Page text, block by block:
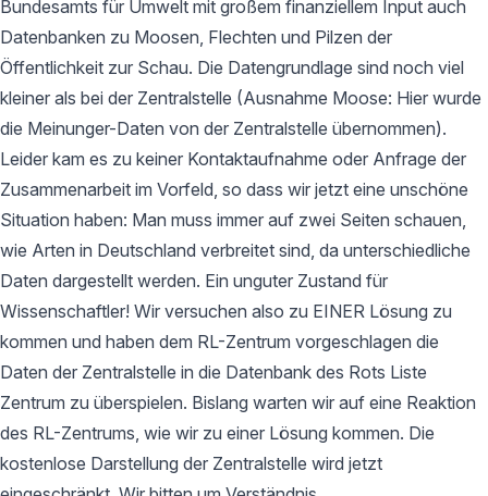
Bundesamts für Umwelt mit großem finanziellem Input auch
Datenbanken zu Moosen, Flechten und Pilzen der
Öffentlichkeit zur Schau. Die Datengrundlage sind noch viel
kleiner als bei der Zentralstelle (Ausnahme Moose: Hier wurde
die Meinunger-Daten von der Zentralstelle übernommen).
Leider kam es zu keiner Kontaktaufnahme oder Anfrage der
Zusammenarbeit im Vorfeld, so dass wir jetzt eine unschöne
Situation haben: Man muss immer auf zwei Seiten schauen,
wie Arten in Deutschland verbreitet sind, da unterschiedliche
Daten dargestellt werden. Ein unguter Zustand für
Wissenschaftler! Wir versuchen also zu EINER Lösung zu
kommen und haben dem RL-Zentrum vorgeschlagen die
Daten der Zentralstelle in die Datenbank des Rots Liste
Zentrum zu überspielen. Bislang warten wir auf eine Reaktion
des RL-Zentrums, wie wir zu einer Lösung kommen. Die
kostenlose Darstellung der Zentralstelle wird jetzt